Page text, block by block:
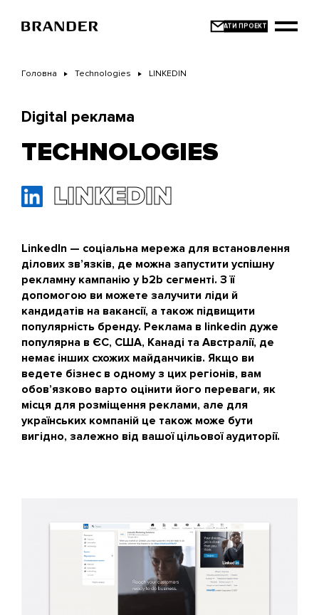
основного
Головна Technologies LINKEDIN
Digital реклама
TECHNOLOGIES
LINKEDIN
LinkedIn — соціальна мережа для встановлення
ділових зв’язків, де можна запустити успішну
рекламну кампанію у b2b сегменті. З її
допомогою ви можете залучити ліди й
кандидатів на вакансії, а також підвищити
популярність бренду. Реклама в linkedin дуже
популярна в ЄС, США, Канаді та Австралії, де
немає інших схожих майданчиків. Якщо ви
ведете бізнес в одному з цих регіонів, вам
обов’язково варто оцінити його переваги, як
місця для розміщення реклами, але для
українських компаній це також може бути
вигідно, залежно від вашої цільової аудиторії.